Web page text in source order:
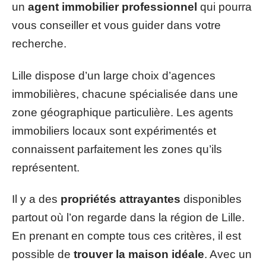
un agent immobilier professionnel qui pourra
vous conseiller et vous guider dans votre
recherche.
Lille dispose d’un large choix d’agences
immobilières, chacune spécialisée dans une
zone géographique particulière. Les agents
immobiliers locaux sont expérimentés et
connaissent parfaitement les zones qu’ils
représentent.
Il y a des propriétés attrayantes disponibles
partout où l’on regarde dans la région de Lille.
En prenant en compte tous ces critères, il est
possible de trouver la maison idéale. Avec un